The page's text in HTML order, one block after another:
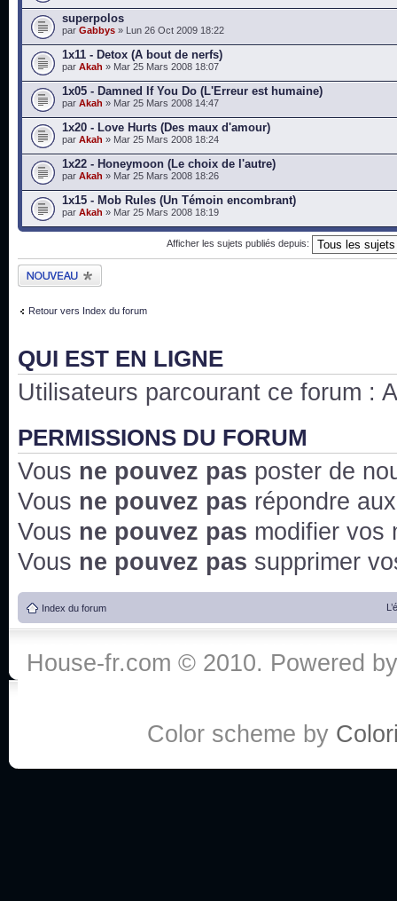
superpolos
par Gabbys » Lun 26 Oct 2009 18:22
1x11 - Detox (A bout de nerfs)
par Akah » Mar 25 Mars 2008 18:07
1x05 - Damned If You Do (L'Erreur est humaine)
par Akah » Mar 25 Mars 2008 14:47
1x20 - Love Hurts (Des maux d'amour)
par Akah » Mar 25 Mars 2008 18:24
1x22 - Honeymoon (Le choix de l'autre)
par Akah » Mar 25 Mars 2008 18:26
1x15 - Mob Rules (Un Témoin encombrant)
par Akah » Mar 25 Mars 2008 18:19
Afficher les sujets publiés depuis:
Publier un nouveau
sujet
Retour vers Index du forum
QUI EST EN LIGNE
Utilisateurs parcourant ce forum :
PERMISSIONS DU FORUM
Vous ne pouvez pas poster de
Vous ne pouvez pas répondre
Vous ne pouvez pas modifier vos
Vous ne pouvez pas supprimer
Index du forum
House-fr.com © 2010. Powered
Color scheme by